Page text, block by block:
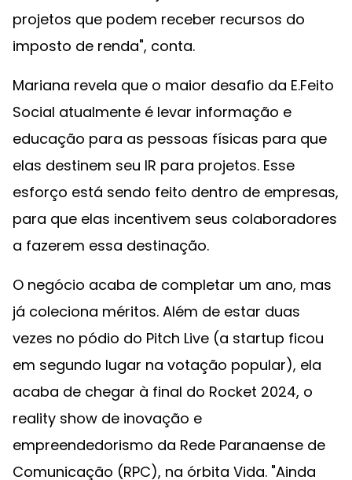
projetos que podem receber recursos do
imposto de renda", conta.
Mariana revela que o maior desafio da E.Feito
Social atualmente é levar informação e
educação para as pessoas físicas para que
elas destinem seu IR para projetos. Esse
esforço está sendo feito dentro de empresas,
para que elas incentivem seus colaboradores
a fazerem essa destinação.
O negócio acaba de completar um ano, mas
já coleciona méritos. Além de estar duas
vezes no pódio do Pitch Live (a startup ficou
em segundo lugar na votação popular), ela
acaba de chegar à final do Rocket 2024, o
reality show de inovação e
empreendedorismo da Rede Paranaense de
Comunicação (RPC), na órbita Vida. "Ainda